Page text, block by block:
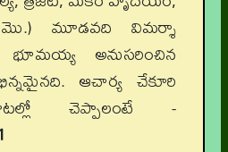
మూడవది విమర్శా
అనుసరించిన
ఆచార్య చేకూరి
చెప్పాలంటే -